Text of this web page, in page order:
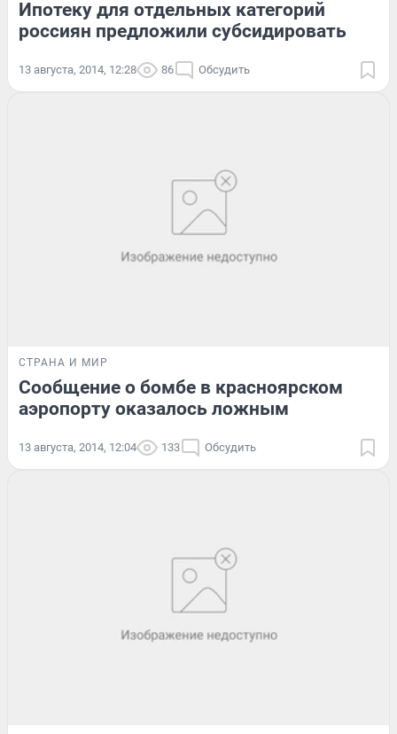
Ипотеку для отдельных категорий
россиян предложили субсидировать
13 августа, 2014, 12:28 86 Обсудить
СТРАНА И МИР
Сообщение о бомбе в красноярском
аэропорту оказалось ложным
13 августа, 2014, 12:04 133 Обсудить